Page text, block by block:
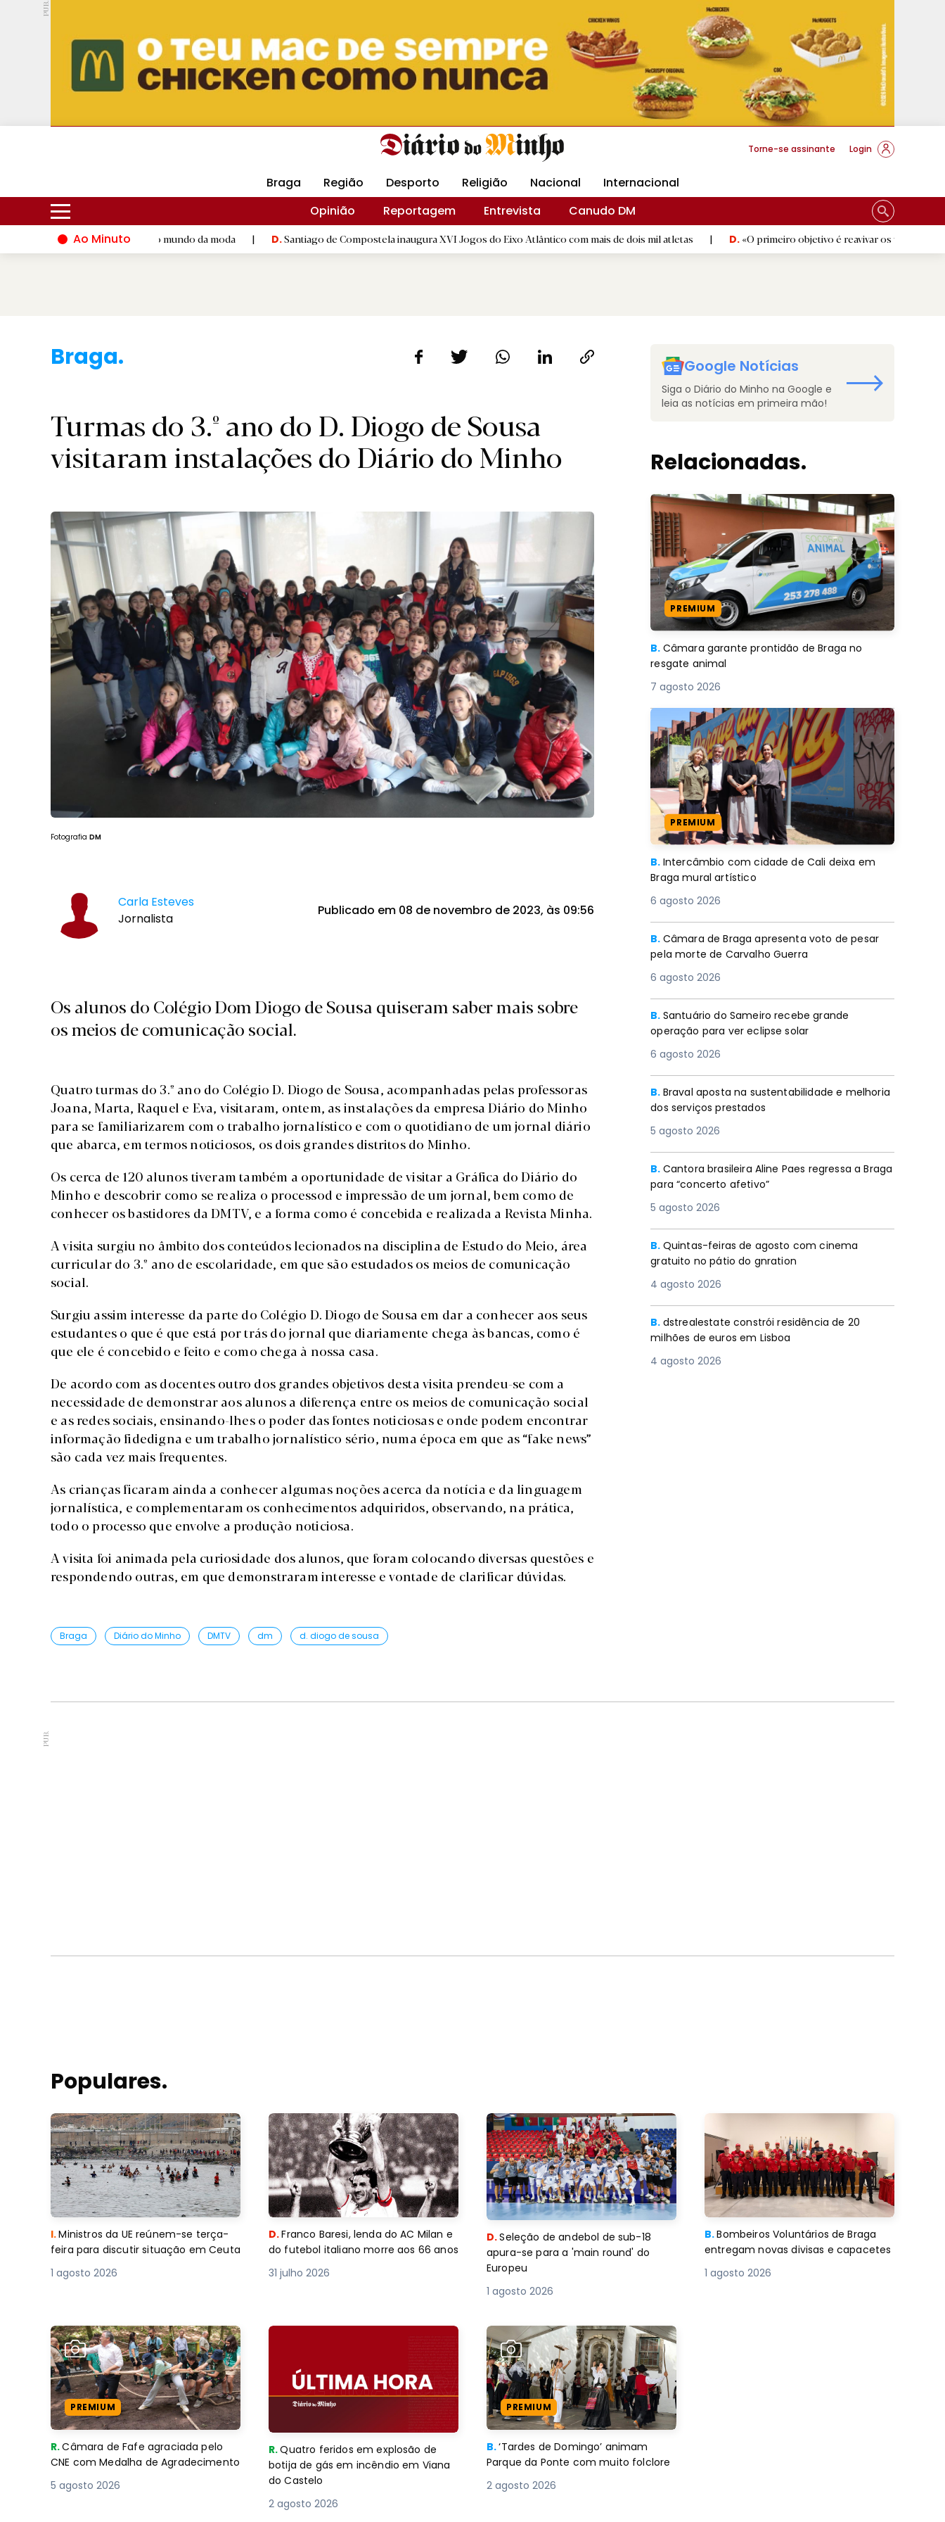
PUB.
Hoje 17ºC 30ºC DMtv Revista Minha Gráfica DM Livraria DM Arquidiocese Braga
Torne-se assinante Login
Braga Região Desporto Religião Nacional
Internacional
Opinião
Reportagem Entrevista
Canudo DM
Ao Minuto
e à inovação do mundo da moda | D.Santiago de Compostela inaugura XVI Jogos do Eixo Atlântico com mais de dois mil atletas | D.«O primeiro objetivo é reavivar os valores do Vitória»
Braga.
Turmas do 3.º ano do D. Diogo de Sousa
visitaram instalações do Diário do Minho
Fotografia DM
Carla Esteves
Jornalista
Publicado em 08 de novembro de 2023, às 09:56
Os alunos do Colégio Dom Diogo de Sousa quiseram saber mais sobre
os meios de comunicação social.
Quatro turmas do 3.º ano do Colégio D. Diogo de Sousa, acompanhadas pelas professoras
Joana, Marta, Raquel e Eva, visitaram, ontem, as instalações da empresa Diário do Minho
para se familiarizarem com o trabalho jornalístico e com o quotidiano de um jornal diário
que abarca, em termos noticiosos, os dois grandes distritos do Minho.
Os cerca de 120 alunos tiveram também a oportunidade de visitar a Gráfica do Diário do
Minho e descobrir como se realiza o processod e impressão de um jornal, bem como de
conhecer os bastidores da DMTV, e a forma como é concebida e realizada a Revista Minha.
A visita surgiu no âmbito dos conteúdos lecionados na disciplina de Estudo do Meio, área
curricular do 3.º ano de escolaridade, em que são estudados os meios de comunicação
social.
Surgiu assim interesse da parte do Colégio D. Diogo de Sousa em dar a conhecer aos seus
estudantes o que é que está por trás do jornal que diariamente chega às bancas, como é
que ele é concebido e feito e como chega à nossa casa.
De acordo com as docentes outro dos grandes objetivos desta visita prendeu-se com a
necessidade de demonstrar aos alunos a diferença entre os meios de comunicação social
e as redes sociais, ensinando-lhes o poder das fontes noticiosas e onde podem encontrar
informação fidedigna e um trabalho jornalístico sério, numa época em que as “fake news”
são cada vez mais frequentes.
As crianças ficaram ainda a conhecer algumas noções acerca da notícia e da linguagem
jornalística, e complementaram os conhecimentos adquiridos, observando, na prática,
todo o processo que envolve a produção noticiosa.
A visita foi animada pela curiosidade dos alunos, que foram colocando diversas questões e
respondendo outras, em que demonstraram interesse e vontade de clarificar dúvidas.
Braga Diário do Minho DMTV dm d. diogo de sousa
Google Notícias
Siga o Diário do Minho na Google e
leia as notícias em primeira mão!
Relacionadas.
PREMIUM
B. Câmara garante prontidão de Braga no
resgate animal
7 agosto 2026
PREMIUM
B. Intercâmbio com cidade de Cali deixa em
Braga mural artístico
6 agosto 2026
B. Câmara de Braga apresenta voto de pesar
pela morte de Carvalho Guerra
6 agosto 2026
B. Santuário do Sameiro recebe grande
operação para ver eclipse solar
6 agosto 2026
B. Braval aposta na sustentabilidade e melhoria
dos serviços prestados
5 agosto 2026
B. Cantora brasileira Aline Paes regressa a Braga
para “concerto afetivo”
5 agosto 2026
B. Quintas-feiras de agosto com cinema
gratuito no pátio do gnration
4 agosto 2026
B. dstrealestate constrói residência de 20
milhões de euros em Lisboa
4 agosto 2026
PUB.
Populares.
I.Ministros da UE reúnem-se terça-
feira para discutir situação em Ceuta
1 agosto 2026
D.Franco Baresi, lenda do AC Milan e
do futebol italiano morre aos 66 anos
31 julho 2026
D.Seleção de andebol de sub-18
apura-se para a 'main round' do
Europeu
1 agosto 2026
B.Bombeiros Voluntários de Braga
entregam novas divisas e capacetes
1 agosto 2026
PREMIUM
R.Câmara de Fafe agraciada pelo
CNE com Medalha de Agradecimento
5 agosto 2026
R.Quatro feridos em explosão de
botija de gás em incêndio em Viana
do Castelo
2 agosto 2026
PREMIUM
B.‘Tardes de Domingo’ animam
Parque da Ponte com muito folclore
2 agosto 2026